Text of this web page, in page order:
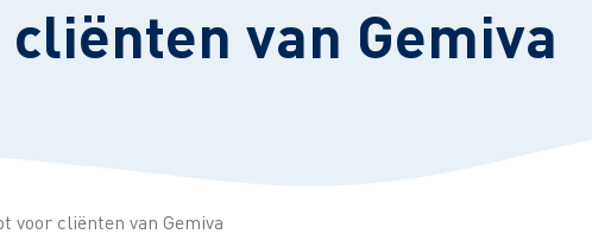
cliënten van Gemiva
voor cliënten van Gemiva